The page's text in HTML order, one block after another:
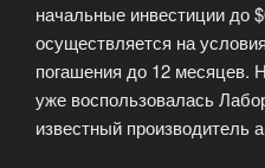
начальные инвестиции до
осуществляется на
погашения до 12 месяцев.
уже воспользовалась
известный производитель